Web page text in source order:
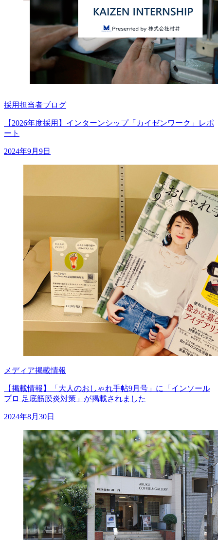
採用担当者ブログ
【2026年度採用】インターンシップ「カイゼンワーク」レポ
ート
2024年9月9日
メディア掲載情報
【掲載情報】「大人のおしゃれ手帖9月号」に「インソール
プロ 足底筋膜炎対策」が掲載されました
2024年8月30日